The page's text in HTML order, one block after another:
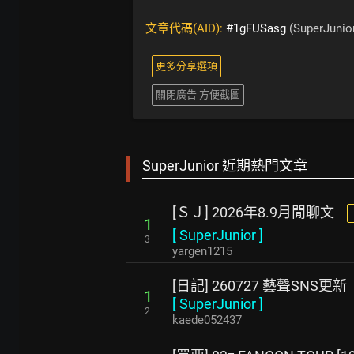
文章代碼(AID): #1gFUSasg
更多分享選項
關閉廣告 方便截圖
SuperJunior 近期熱門文章
1
3
[ＳＪ] 2026年8.9月閒聊文
[SuperJunior]
yargen1215
1
2
[日記] 260727 藝聲SNS更新
[SuperJunior]
kaede052437